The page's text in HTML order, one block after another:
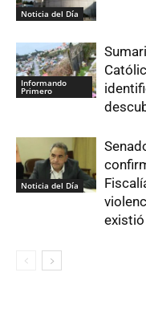
Noticia del Día
Informando
Primero
Noticia del Día
existió